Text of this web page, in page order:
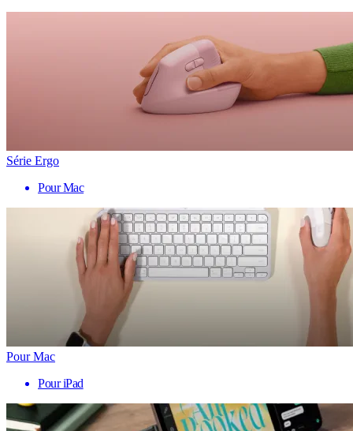
Série Ergo
Pour Mac
Pour Mac
Pour iPad